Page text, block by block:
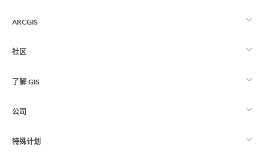
ARCGIS
ArcGIS 概览
制图
社区
Esri 社区
ArcGIS 博客
了解 GIS
什么是 GIS？
位置智能
公司
关于 Esri
特殊计划